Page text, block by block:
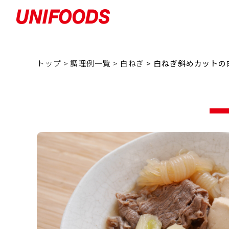
トップ > 調理例一覧 > 白ねぎ > 白ねぎ斜めカットの